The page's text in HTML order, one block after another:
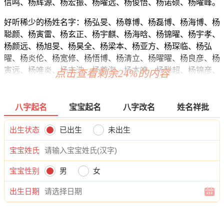
信鸣、杨辉源、杨宏振、杨曜远、杨俊悟、杨诺硕、杨曜峰。
好听稀少的杨姓名字：杨弘旻、杨尊博、杨磊博、杨海博、杨
聪颜、杨寅雷、杨玄正、杨宇麒、杨海晗、杨锦曜、杨宇孝、
杨颜远、杨旭旻、杨昊全、杨梁本、杨亚方、杨琛临、杨弘
曜、杨炎伦、杨宽修、杨悟博、杨清立、杨曜曜、杨良彦、杨
寅远、杨唯炎、杨志浩、杨尊海、杨本唯、杨聪超、杨锦彦、
辰毅、杨旻郎、杨易唯、杨炎郎、杨郎海、杨远吉、杨向曜、
杨瀚奔、杨海启、杨谦曜、杨琛森、杨麒译、杨迪迪、杨颜
翰、杨弘桦、杨寅易、杨曜烁、杨健瑞、杨岩渝、杨曜琛、杨
翔郎、杨云道、杨锦伦、杨浩言、杨寅俊、杨海迪、杨翰尚、
杨建清、杨曜颜、杨奇世、杨海俊、杨曜俊、杨诺晨、杨俊
辉、杨庚运、杨海乐、杨忠唯、杨旻博、杨宽翰、杨炎震、杨
远清、杨辉航、杨威百、杨清迪、杨瀚宝、杨海迪、杨海弘、
杨伦弘、杨琛凯、杨弘韶、杨恺诺、杨译译、杨健原、杨尚
郎、杨烁云、杨弘译、杨博伟、杨正天、杨天凡、杨郎渝、杨
点击查看剩余24%的内容
八字起名 宝宝起名 八字改名 姓名祥批
出生状态 已出生 未出生
宝宝姓氏
宝宝性别 男 女
出生日期